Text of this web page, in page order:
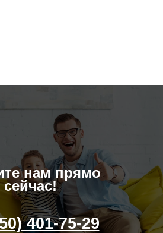
нам прямо
сейчас!
401-75-29